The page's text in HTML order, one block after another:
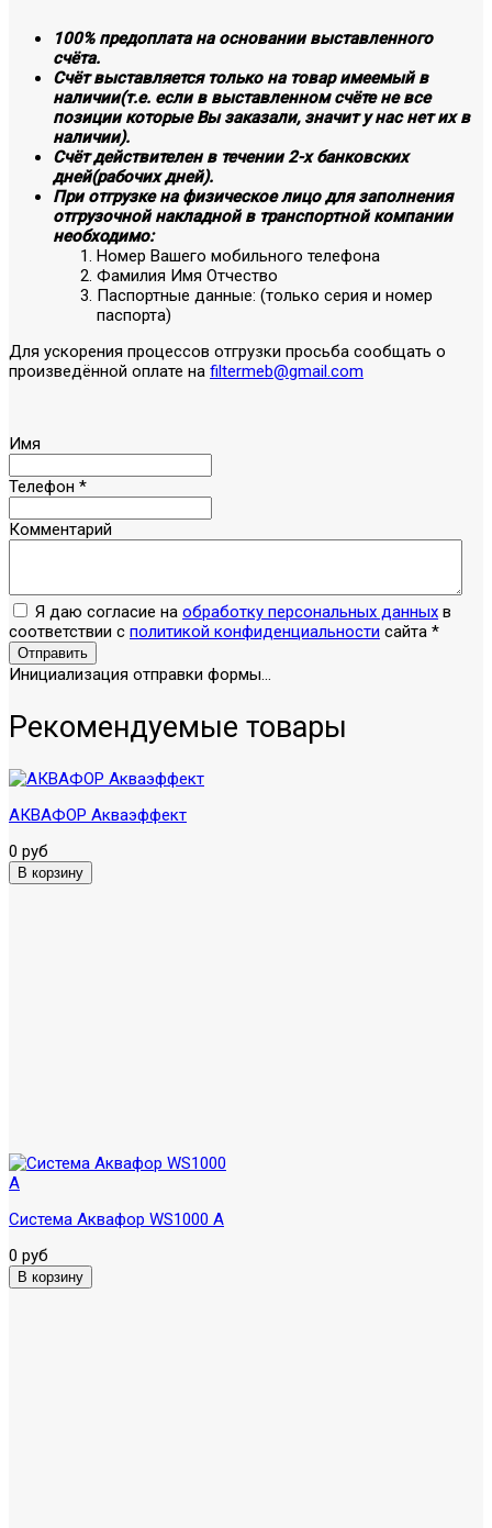
100% предоплата на основании выставленного
счёта.
Счёт выставляется только на товар имеемый в
наличии(т.е. если в выставленном счёте не все
позиции которые Вы заказали, значит у нас нет их в
наличии).
Счёт действителен в течении 2-х банковских
дней(рабочих дней).
При отгрузке на физическое лицо для заполнения
отгрузочной накладной в транспортной компании
необходимо:
Номер Вашего мобильного телефона
Фамилия Имя Отчество
Паспортные данные: (только серия и номер
паспорта)
Для ускорения процессов отгрузки просьба сообщать о
произведённой оплате на filtermeb@gmail.com
Имя
Телефон *
Комментарий
Я даю согласие на обработку персональных данных в
соответствии с политикой конфиденциальности сайта *
Отправить
Инициализация отправки формы...
Рекомендуемые товары
АКВАФОР Акваэффект
0 руб
Система Аквафор WS1000 A
0 руб